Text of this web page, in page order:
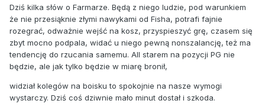
Dziś kilka słów o Farmarze. Będą z niego ludzie, pod warunkiem
że nie przesiąknie złymi nawykami od Fisha, potrafi fajnie
rozegrać, odważnie wejść na kosz, przyspieszyć grę, czasem się
zbyt mocno podpala, widać u niego pewną nonszalancję, też ma
tendencję do rzucania samemu. All starem na pozycji PG nie
będzie, ale jak tylko będzie w miarę bronił,
widział kolegów na boisku to spokojnie na nasze wymogi
wystarczy. Dziś coś dziwnie mało minut dostał i szkoda.